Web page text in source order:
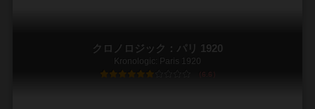
クロノロジック：パリ 1920
Kronologic: Paris 1920
6.6